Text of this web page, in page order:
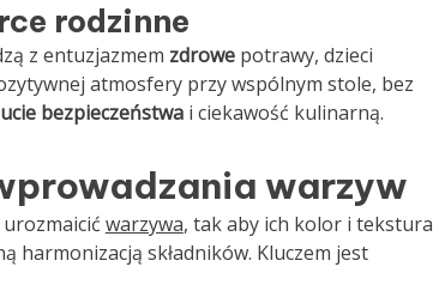
rodzinne
z entuzjazmem zdrowepotrawy, dzieci
atmosfery przy wspólnym stole, bez
bezpieczeństwai ciekawość kulinarną.
warzyw
warzywa, tak aby ich kolor i tekstura
harmonizacją składników. Kluczem jest